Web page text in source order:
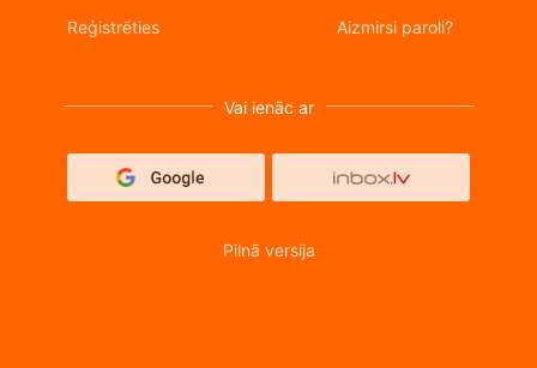
Reģistrēties Aizmirsi paroli?
Vai ienāc ar
Pilnā versija